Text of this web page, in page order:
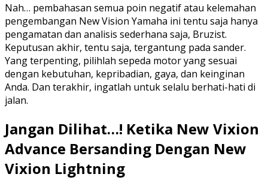
Nah… pembahasan semua poin negatif atau kelemahan
pengembangan New Vision Yamaha ini tentu saja hanya
pengamatan dan analisis sederhana saja, Bruzist.
Keputusan akhir, tentu saja, tergantung pada sander.
Yang terpenting, pilihlah sepeda motor yang sesuai
dengan kebutuhan, kepribadian, gaya, dan keinginan
Anda. Dan terakhir, ingatlah untuk selalu berhati-hati di
jalan.
Jangan Dilihat…! Ketika New Vixion
Advance Bersanding Dengan New
Vixion Lightning